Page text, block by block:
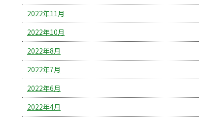
2022年11月
2022年10月
2022年8月
2022年7月
2022年6月
2022年4月